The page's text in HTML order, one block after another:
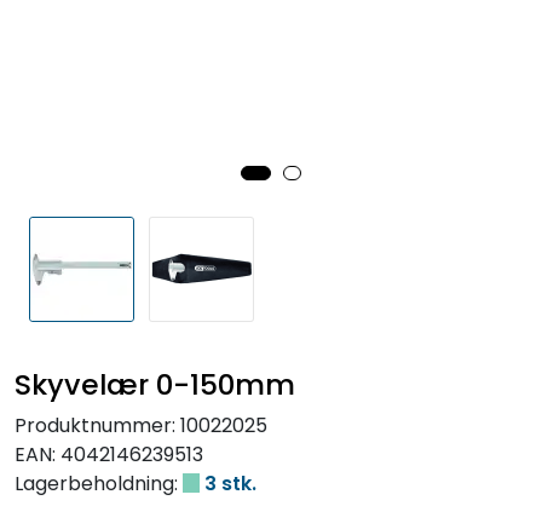
Skyvelær 0-150mm
Produktnummer: 10022025
EAN: 4042146239513
Lagerbeholdning:
3 stk.